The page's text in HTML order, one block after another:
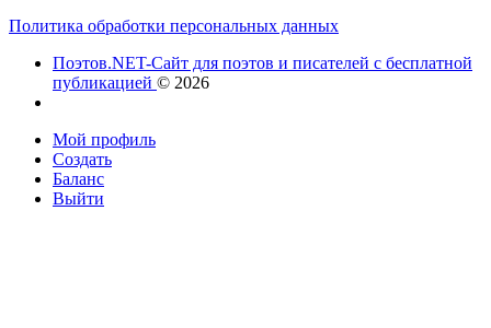
Политика обработки персональных данных
Поэтов.NET-Сайт для поэтов и писателей с бесплатной
публикацией © 2026
Мой профиль
Создать
Баланс
Выйти